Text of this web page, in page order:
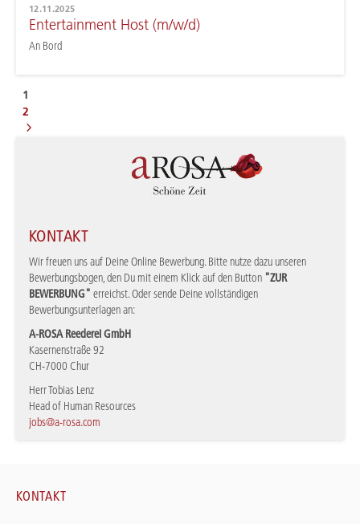
12.11.2025
Entertainment Host (m/w/d)
An Bord
1
2
KONTAKT
Wir freuen uns auf Deine Online Bewerbung. Bitte nutze dazu unseren
Bewerbungsbogen, den Du mit einem Klick auf den Button "ZUR
BEWERBUNG" erreichst. Oder sende Deine vollständigen
Bewerbungsunterlagen an:
A-ROSA Reederei GmbH
Kasernenstraße 92
CH-7000 Chur
Herr Tobias Lenz
Head of Human Resources
jobs@a-rosa.com
KONTAKT